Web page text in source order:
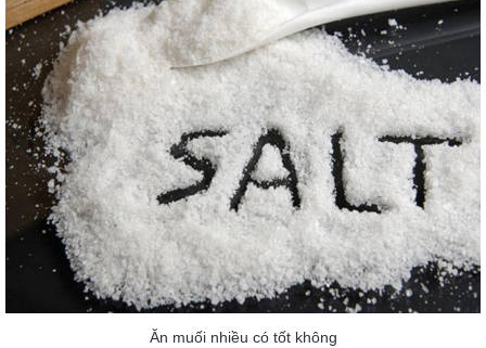
Ăn muối nhiều có tốt không